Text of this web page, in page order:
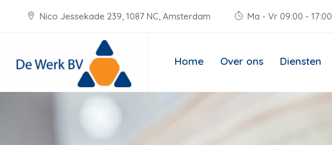
Nico Jessekade 239, 1087 NC, Amsterdam Ma - Vr 09:00 - 17:00
Home Over ons Diensten